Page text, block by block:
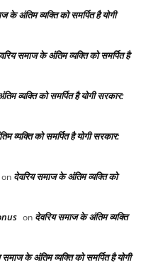
के अंतिम व्यक्ति को समर्पित है योगी
समाज के अंतिम व्यक्ति को समर्पित है
व्यक्ति को समर्पित है योगी सरकार:
व्यक्ति को समर्पित है योगी सरकार:
on देवरिय समाज के अंतिम व्यक्ति को
on देवरिय समाज के अंतिम व्यक्ति
समाज के अंतिम व्यक्ति को समर्पित है योगी